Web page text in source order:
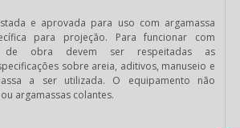
e aprovada para uso com argamassa
para projeção. Para funcionar com
de obra devem ser respeitadas as
sobre areia, aditivos, manuseio e
a ser utilizada. O equipamento não
argamassas colantes.